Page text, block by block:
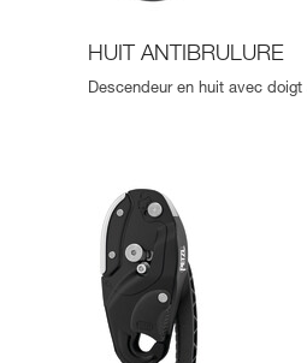
HUIT ANTIBRULURE
Descendeur en huit avec doigt